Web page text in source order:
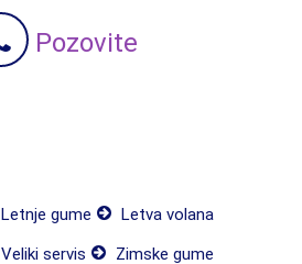
Pozovite
Letnje gume
Letva volana
Veliki servis Zimske gume